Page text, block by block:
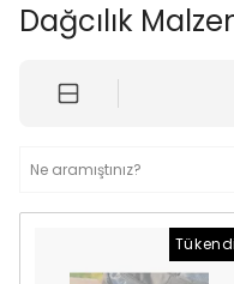
Dağcılık
Tükendi